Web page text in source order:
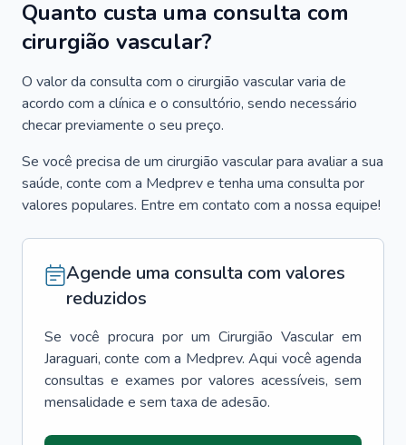
Quanto custa uma consulta com
cirurgião vascular?
O valor da consulta com o cirurgião vascular varia de
acordo com a clínica e o consultório, sendo necessário
checar previamente o seu preço.
Se você precisa de um cirurgião vascular para avaliar a sua
saúde, conte com a Medprev e tenha uma consulta por
valores populares. Entre em contato com a nossa equipe!
Agende uma consulta com valores
reduzidos
Se você procura por um Cirurgião Vascular em
Jaraguari, conte com a Medprev. Aqui você agenda
consultas e exames por valores acessíveis, sem
mensalidade e sem taxa de adesão.